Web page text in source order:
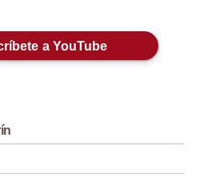
a YouTube